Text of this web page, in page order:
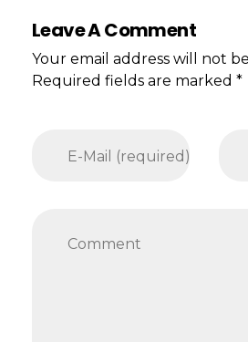
Leave A Comment
Your email address will not
Required fields are marked *